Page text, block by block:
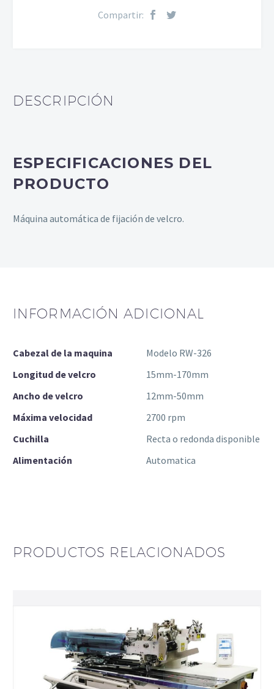
Compartir:
DESCRIPCIÓN
ESPECIFICACIONES DEL
PRODUCTO
Máquina automática de fijación de velcro.
INFORMACIÓN ADICIONAL
Cabezal de la maquina
Modelo RW-326
Longitud de velcro
15mm-170mm
Ancho de velcro
12mm-50mm
Máxima velocidad
2700 rpm
Cuchilla
Recta o redonda disponible
Alimentación
Automatica
PRODUCTOS RELACIONADOS